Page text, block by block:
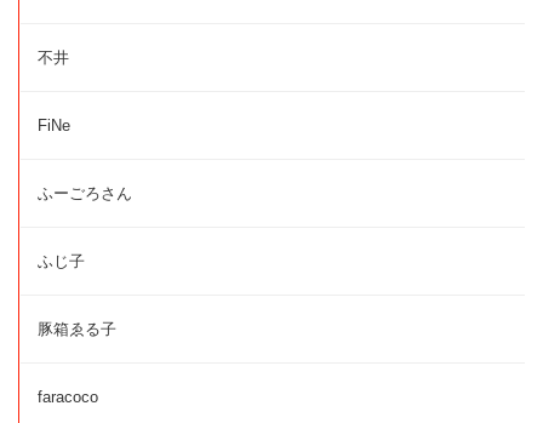
不井
FiNe
ふーごろさん
ふじ子
豚箱ゑる子
faracoco